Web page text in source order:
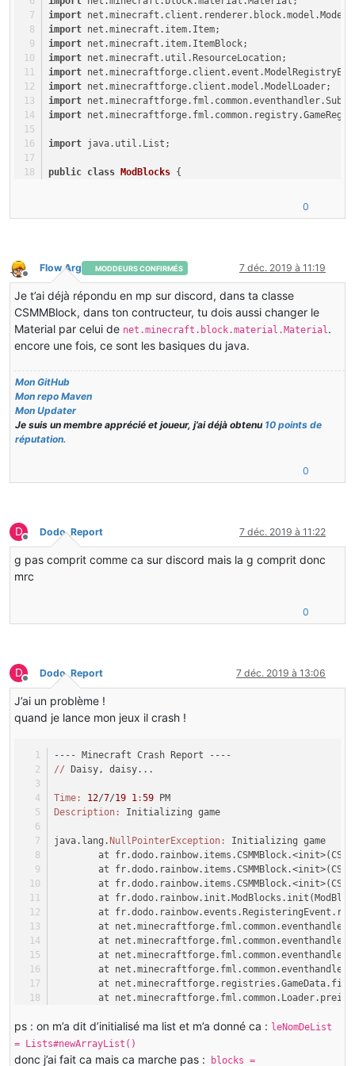
import
import net.minecraft.item.Item;
import net.minecraft.item.ItemBlock;
import net.minecraft.util.ResourceLocation;
import
import net.minecraftforge.client.model.ModelLoader;
import
import
import java.util.List;
public class ModBlocks {
new
public void init()
    {
        rainbow_block =
new CSMMBlock("rainbow_block"
    }
public
    {
for(Block b : blocks){
        }
private
    {
        rb.setRegistryName(block.getRegistryName());
    }
public List<Block> getBlocks ()
return blocks;
0
Hors-ligne
Flow Arg MODDEURS CONFIRMÉS 7 déc. 2019 à 11:19
Je t’ai déjà répondu en mp sur discord, dans ta classe
CSMMBlock, dans ton contructeur, tu dois aussi changer le
Material par celui de net.minecraft.block.material.Material.
encore une fois, ce sont les basiques du java.
Mon GitHub
Mon repo Maven
Mon Updater
Je suis un membre apprécié et joueur, j’ai déjà obtenu 10 points de
réputation.
0
D
Hors-ligne
Dodo_Report 7 déc. 2019 à 11:22
g pas comprit comme ca sur discord mais la g comprit donc
mrc
0
D
Hors-ligne
Dodo_Report 7 déc. 2019 à 13:06
J’ai un problème !
quand je lance mon jeux il crash !
---- Minecraft Crash Report ----
// Daisy, daisy...
Time: 12/7/19 1 :59 PM
Description:
Initializing game
java.lang. NullPointerException:
Initializing game
at
at
at
at
at
at
at
at
at
at
at
at
at
	at net.minecraft.client.main.Main.main(Main.
ps : on m’a dit d’initialisé ma list et m’a donné ca : leNomDeList
= Lists#newArrayList()
donc j’ai fait ca mais ca marche pas : blocks =